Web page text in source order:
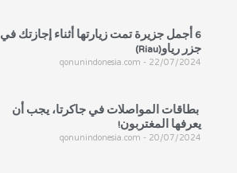
6 أجمل جزيرة تمت زيارتها أثناء إجازتك في
جزر رياو(Riau)
qonunindonesia.com 22/07/2024
بطاقات المواصلات في جاكرتا، يجب أن
يعرفها المغتربون!
qonunindonesia.com 20/07/2024